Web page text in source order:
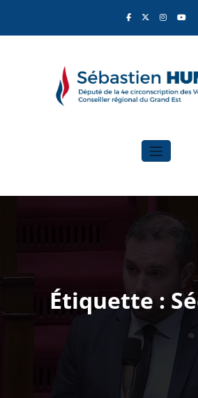
contenu
Sébastien Humbert
Étiquette :